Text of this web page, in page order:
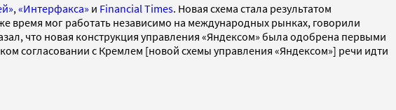
, «Интерфакса» и Financial Times. Новая схема стала результатом
время мог работать независимо на международных рынках, говорили
что новая конструкция управления «Яндексом» была одобрена первыми
согласовании с Кремлем [новой схемы управления «Яндексом»] речи идти